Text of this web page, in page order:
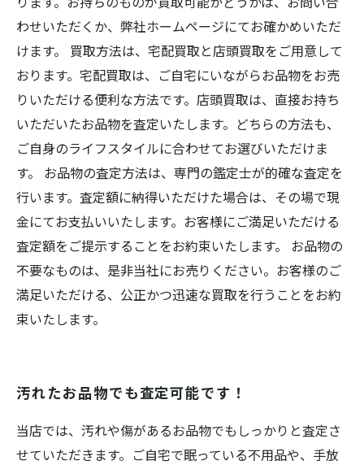
わせいただくか、弊社ホームページにてお確かめいただ
けます。 買取方法は、宅配買取と店頭買取をご用意して
おります。宅配買取は、ご自宅にいながらお品物をお売
りいただける便利な方法です。店頭買取は、直接お持ち
いただいたお品物を査定いたします。どちらの方法も、
ご自身のライフスタイルに合わせてお選びいただけま
す。 お品物の査定方法は、専門の鑑定士が的確な査定を
行います。査定額に納得いただけた場合は、その場で現
金にてお支払いいたします。お客様にご満足いただける
査定額をご提示することをお約束いたします。 お品物の
不要なものは、是非当社にお売りください。お客様のご
満足いただける、公正かつ迅速な買取を行うことをお約
束いたします。
汚れたお品物でも査定可能です！
当店では、汚れや傷があるお品物でもしっかりと査定さ
せていただきます。ご自宅で眠っている不用品や、手放